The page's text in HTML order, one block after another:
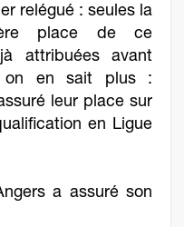
relégué : seules la
place de ce
attribuées avant
on en sait plus :
leur place sur
en Ligue
a assuré son